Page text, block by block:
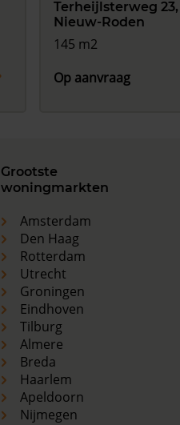
Terheijlsterweg 23,
Nieuw-Roden
145 m2
Op aanvraag
Grootste
woningmarkten
Amsterdam
Den Haag
Rotterdam
Utrecht
Groningen
Eindhoven
Tilburg
Almere
Breda
Haarlem
Apeldoorn
Nijmegen